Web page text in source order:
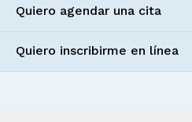
Quiero agendar una cita
Quiero inscribirme en línea